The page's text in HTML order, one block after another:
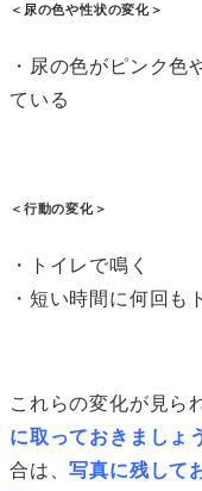
＜尿の色や性状の変化＞
・尿の色がピンク色
ている
＜行動の変化＞
・トイレで鳴く
・短い時間に何回も
これらの変化が見ら
に取っておきましょ
合は、写真に残して